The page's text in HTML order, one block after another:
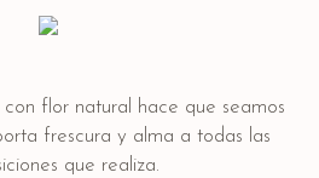
flor natural hace que seamos
frescura y alma a todas las
que realiza.